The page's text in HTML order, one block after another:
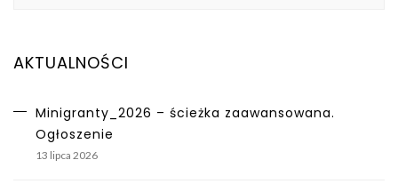
AKTUALNOŚCI
Minigranty_2026 – ścieżka zaawansowana.
Ogłoszenie
13 lipca 2026